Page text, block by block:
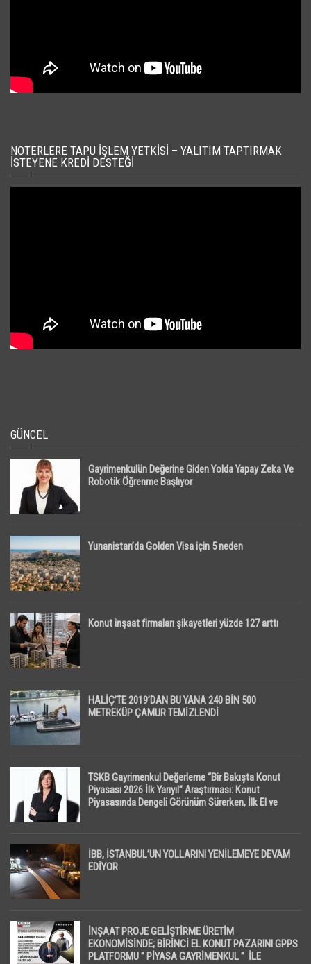
NOTERLERE TAPU İŞLEM YETKISI – YALITIM TAPTIRMAK
İSTEYENE KREDI DESTEĞI
GÜNCEL
Gayrimenkulün Değerine Giden Yolda Yapay Zeka Ve
Robotik Öğrenme Başlıyor
Yunanistan’da Golden Visa için 5 neden
Konut inşaat firmaları şikayetleri yüzde 127 arttı
HALİÇ’TE 2019’DAN BU YANA 240 BİN 500
METREKÜP ÇAMUR TEMİZLENDİ
TSKB Gayrimenkul Değerleme “Bir Bakışta Konut
Piyasası 2026 İlk Yarıyıl” Araştırması: Konut
Piyasasında Dengeli Görünüm Sürerken, İlk El ve
İBB, İSTANBUL’UN YOLLARINI YENİLEMEYE DEVAM
EDİYOR
İNŞAAT PROJE GELİŞTİRME ÜRETİM
EKONOMİSİNDE; BİRİNCİ EL KONUT PAZARINI GPPS
PLATFORMU ” PİYASA GAYRİMENKUL ” İLE